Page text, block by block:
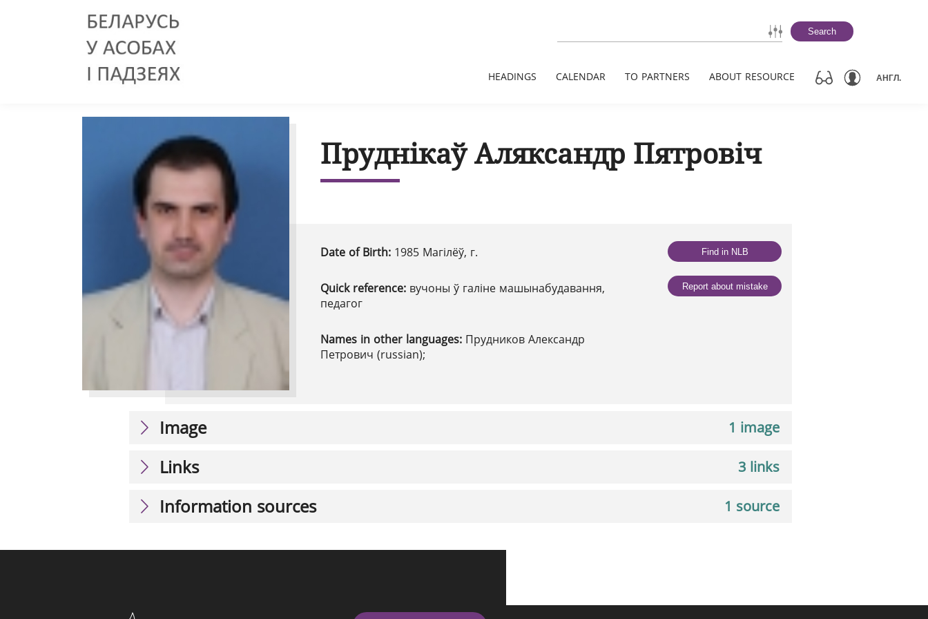
Search
HEADINGS CALENDAR TO PARTNERS ABOUT RESOURCE АНГЛ.
Пруднікаў Аляксандр Пятровіч
Date of Birth: 1985 Магілёў, г.
Quick reference: вучоны ў галіне машынабудавання,
педагог
Names in other languages: Прудников Александр
Петрович (russian);
Find in NLB
Report about mistake
1 image
Image
3 links
Links
1 source
Information sources